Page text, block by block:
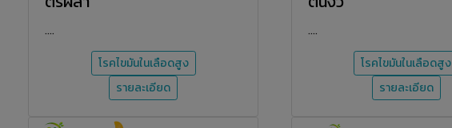
....
โรคไขมันในเลือดสูง
รายละเอียด
....
โรคไขมันในเลือดสูง
รายละเอียด